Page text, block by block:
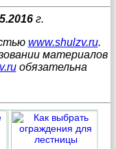
г.
www.shulzv.ru.
материалов
обязательна